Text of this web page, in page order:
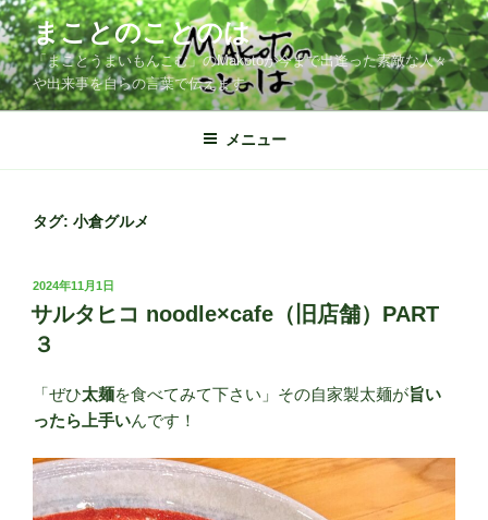
コ
ン
テ
ン
ツ
ス
まことのことのは
「まことうまいもんこむ」のMakotoが今まで出逢った素敵な人々
や出来事を自らの言葉で伝えます
メニュー
タグ: 小倉グルメ
投
稿
日:
2024年11月1日
サルタヒコ noodle×cafe（旧店舗）PART
３
「ぜひ太麺を食べてみて下さい」その自家製太麺が旨い
ったら上手いんです！